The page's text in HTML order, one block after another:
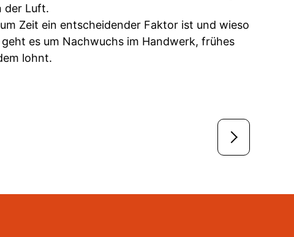
der Luft.
Zeit ein entscheidender Faktor ist und wieso
es um Nachwuchs im Handwerk, frühes
lohnt.